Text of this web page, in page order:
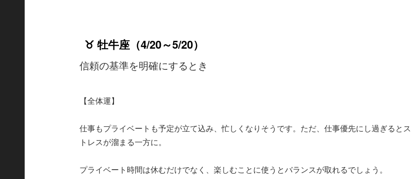
♉ 牡牛座（4/20～5/20）
信頼の基準を明確にするとき
【全体運】
仕事もプライベートも予定が立て込み、忙しくなりそうです。ただ、仕事優先にし過ぎるとス
トレスが溜まる一方に。
プライベート時間は休むだけでなく、楽しむことに使うとバランスが取れるでしょう。